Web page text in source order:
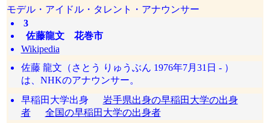
モデル・アイドル・タレント・アナウンサー
3
佐藤龍文 花巻市
Wikipedia
佐藤 龍文（さとう りゅうぶん 1976年7月31日 - ）
は、NHKのアナウンサー。
早稲田大学出身 岩手県出身の早稲田大学の出身
者
全国の早稲田大学の出身者